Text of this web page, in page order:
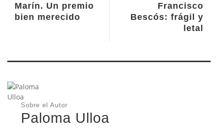
Francisco
Bescós: frágil y
letal
Marín. Un premio
bien merecido
Sobre el Autor
Paloma Ulloa